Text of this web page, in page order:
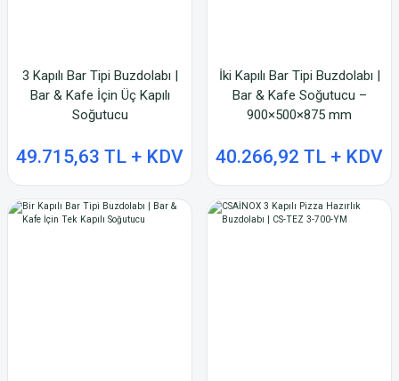
3 Kapılı Bar Tipi Buzdolabı |
Bar & Kafe İçin Üç Kapılı
Soğutucu
49.715,63 TL + KDV
İki Kapılı Bar Tipi Buzdolabı |
Bar & Kafe Soğutucu –
900×500×875 mm
40.266,92 TL + KDV